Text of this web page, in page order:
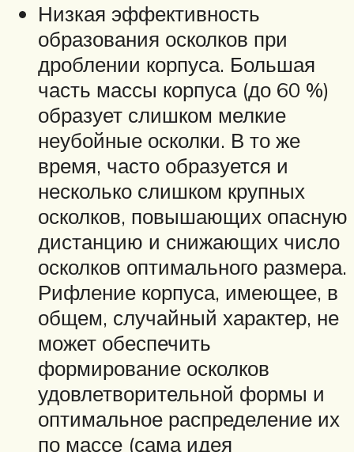
Низкая эффективность
образования осколков при
дроблении корпуса. Большая
часть массы корпуса (до 60 %)
образует слишком мелкие
неубойные осколки. В то же
время, часто образуется и
несколько слишком крупных
осколков, повышающих опасную
дистанцию и снижающих число
осколков оптимального размера.
Рифление корпуса, имеющее, в
общем, случайный характер, не
может обеспечить
формирование осколков
удовлетворительной формы и
оптимальное распределение их
по массе (сама идея